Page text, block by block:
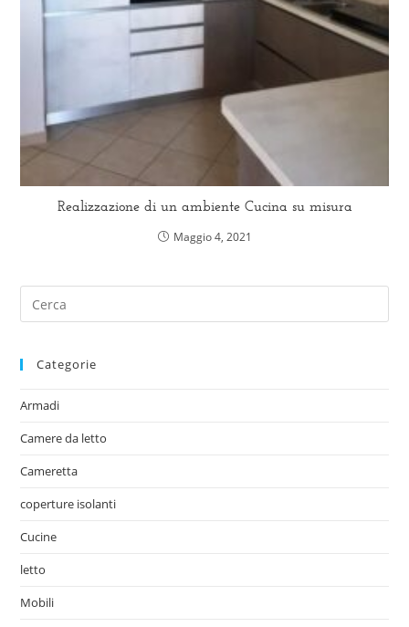
Realizzazione di un ambiente Cucina su misura
Maggio 4, 2021
Categorie
Armadi
Camere da letto
Cameretta
coperture isolanti
Cucine
letto
Mobili